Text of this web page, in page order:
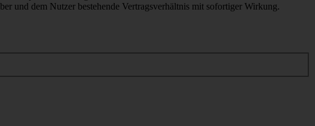
und dem Nutzer bestehende Vertragsverhältnis mit sofortiger Wirkung.